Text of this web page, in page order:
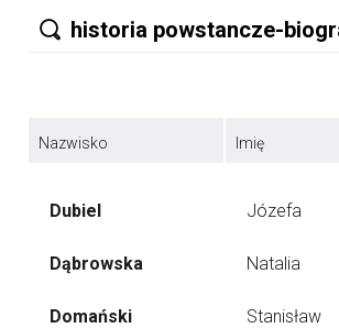
Nazwisko Imię
Dubiel Józefa
Dąbrowska Natalia
Domański Stanisław